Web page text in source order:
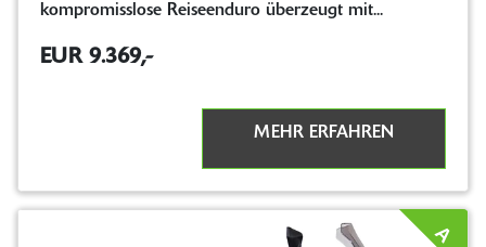
kompromisslose Reiseenduro überzeugt mit...
EUR 9.369,-
MEHR ERFAHREN
A